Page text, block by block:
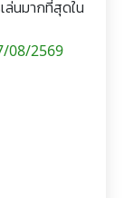
ล่นมากที่สุดใน
08/2569